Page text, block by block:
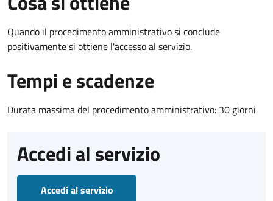
Quando il procedimento amministrativo si conclude
positivamente si ottiene l'accesso al servizio.
Tempi e scadenze
Durata massima del procedimento amministrativo: 30 giorni
Accedi al servizio
Accedi al servizio